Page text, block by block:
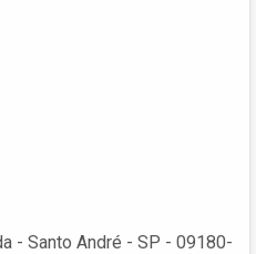
- Santo André - SP - 09180-